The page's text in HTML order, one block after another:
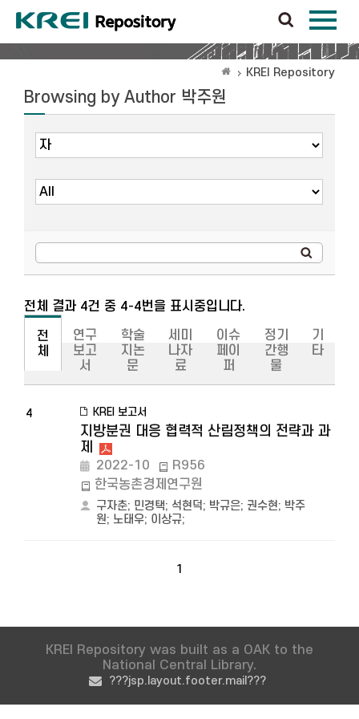
KREI Repository
Browsing by Author 박주원
전체 결과 4건 중 4-4번을 표시중입니다.
전
체
연구
보고
서
학술
지논
문
세미
나자
료
이슈
페이
퍼
정기
간행
물
기
타
4 KREI 보고서
지방분권 대응 협력적 산림정책의 전략과 과
제
2022-10
R956
한국농촌경제연구원
구자춘; 민경택; 석현덕; 박규은; 권수현; 박주
원; 노태우; 이상규;
1
KREI Repository was built as a OAK to the
National Central Library.
???jsp.layout.footer.mail???